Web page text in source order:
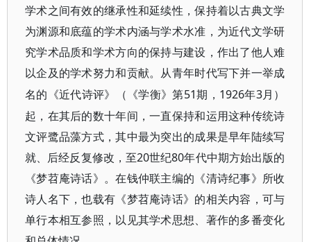
学术之间有效的继承性和延续性，保持着以古典文学
为渊源和底蕴的学术内涵与学术水准，为近代文学研
究学术品质和学术方向的保持与建设，作出了他人难
以企及的学术努力和贡献。从青年时代写下并一举成
名的《近代诗评》（《学衡》第51期，1926年3月）
起，在其后的数十年间，一直保持和运用这种传统诗
文评鹭品藻方式，其中最为突出的成果是早年陆续写
就、后经反复修改，至20世纪80年代中期方始出版的
《梦苕庵诗话》。在钱仲联主编的《清诗纪事》所收
诗人名下，也载有《梦苕庵诗话》的相关内容，可与
单行本相互参照，以见其学术思想、著作的多番变化